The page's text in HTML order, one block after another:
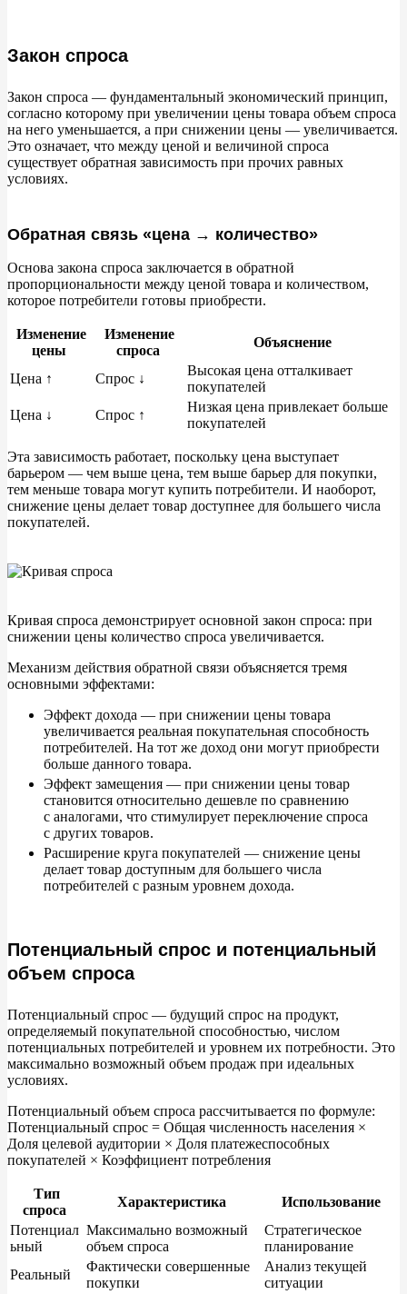
Закон спроса
Закон спроса — фундаментальный экономический принцип,
согласно которому при увеличении цены товара объем спроса
на него уменьшается, а при снижении цены — увеличивается.
Это означает, что между ценой и величиной спроса
существует обратная зависимость при прочих равных
условиях.
Обратная связь «цена → количество»
Основа закона спроса заключается в обратной
пропорциональности между ценой товара и количеством,
которое потребители готовы приобрести.
Изменение
цены
Изменение
спроса
Объяснение
Цена ↑ Спрос ↓
Высокая цена отталкивает
покупателей
Цена ↓ Спрос ↑
Низкая цена привлекает больше
покупателей
Эта зависимость работает, поскольку цена выступает
барьером — чем выше цена, тем выше барьер для покупки,
тем меньше товара могут купить потребители. И наоборот,
снижение цены делает товар доступнее для большего числа
покупателей.
Кривая спроса демонстрирует основной закон спроса: при
снижении цены количество спроса увеличивается.
Механизм действия обратной связи объясняется тремя
основными эффектами:
Эффект дохода — при снижении цены товара
увеличивается реальная покупательная способность
потребителей. На тот же доход они могут приобрести
больше данного товара.
Эффект замещения — при снижении цены товар
становится относительно дешевле по сравнению
с аналогами, что стимулирует переключение спроса
с других товаров.
Расширение круга покупателей — снижение цены
делает товар доступным для большего числа
потребителей с разным уровнем дохода.
Потенциальный спрос и потенциальный
объем спроса
Потенциальный спрос — будущий спрос на продукт,
определяемый покупательной способностью, числом
потенциальных потребителей и уровнем их потребности. Это
максимально возможный объем продаж при идеальных
условиях.
Потенциальный объем спроса рассчитывается по формуле:
Потенциальный спрос = Общая численность населения ×
Доля целевой аудитории × Доля платежеспособных
покупателей × Коэффициент потребления
Тип
спроса
Характеристика
Использование
Потенциал
ьный
Максимально возможный
объем спроса
Стратегическое
планирование
Реальный
Фактически совершенные
покупки
Анализ текущей
ситуации